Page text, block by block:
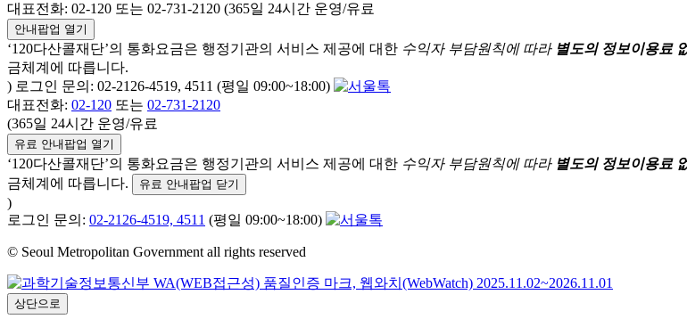
대표전화: 02-120 또는 02-731-2120 (365일 24시간 운영/유료
안내팝업 열기
‘120다산콜재단’의 통화요금은 행정기관의 서비스 제공에 대한 수익자 부담원칙에 따라 별도의 정보이용료
금체계에 따릅니다.
) 로그인 문의: 02-2126-4519, 4511 (평일 09:00~18:00)
대표전화: 02-120 또는 02-731-2120
(365일 24시간 운영/유료
유료 안내팝업 열기
‘120다산콜재단’의 통화요금은 행정기관의 서비스 제공에 대한 수익자 부담원칙에 따라 별도의 정보이용료
금체계에 따릅니다.
유료 안내팝업 닫기
)
로그인 문의: 02-2126-4519, 4511 (평일 09:00~18:00)
© Seoul Metropolitan Government all rights reserved
상단으로